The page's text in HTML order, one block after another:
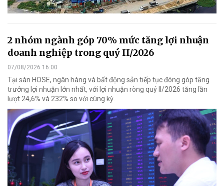
2 nhóm ngành góp 70% mức tăng lợi nhuận
doanh nghiệp trong quý II/2026
07/08/2026 16:00
Tại sàn HOSE, ngân hàng và bất động sản tiếp tục đóng góp tăng
trưởng lợi nhuận lớn nhất, với lợi nhuận ròng quý II/2026 tăng lần
lượt 24,6% và 232% so với cùng kỳ.